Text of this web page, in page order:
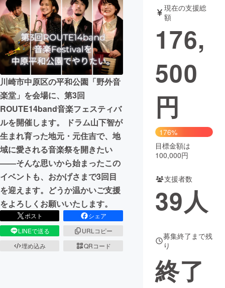
アート・写真 音楽
テクノロジー・ガジェット ゲーム・サ
映像・映画
ビジネス・起業
まちづくり・地域活性化
CAMPFIRE for Social Good
CAMPFIRE Creation
CAMPFIREふるさと納税machi-ya コミュニティ
川崎市中原区の平和公園「野外音
楽堂」を会場に、第3回
ROUTE14band音楽フェスティバ
ルを開催します。 ドラム山下智が
生まれ育った地元・元住吉で、地
域に愛される音楽祭を開きたい
——そんな思いから始まったこの
イベントも、おかげさまで3回目
を迎えます。どうか温かいご支援
をよろしくお願いいたします。
ポスト
シェア
LINEで送る
URLコピー
埋め込み
QRコード
現在の支援総
額
176,
500
円
176%
目標金額は
100,000円
支援者数
39人
募集終了まで残
り
終了